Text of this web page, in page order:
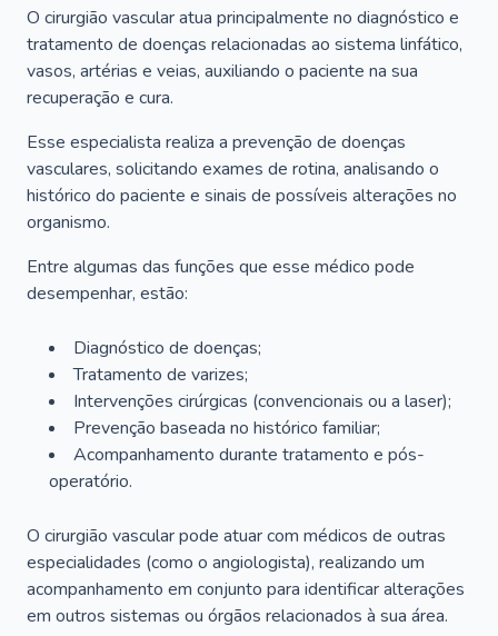
O cirurgião vascular atua principalmente no diagnóstico e
tratamento de doenças relacionadas ao sistema linfático,
vasos, artérias e veias, auxiliando o paciente na sua
recuperação e cura.
Esse especialista realiza a prevenção de doenças
vasculares, solicitando exames de rotina, analisando o
histórico do paciente e sinais de possíveis alterações no
organismo.
Entre algumas das funções que esse médico pode
desempenhar, estão:
Diagnóstico de doenças;
Tratamento de varizes;
Intervenções cirúrgicas (convencionais ou a laser);
Prevenção baseada no histórico familiar;
Acompanhamento durante tratamento e pós-
operatório.
O cirurgião vascular pode atuar com médicos de outras
especialidades (como o angiologista), realizando um
acompanhamento em conjunto para identificar alterações
em outros sistemas ou órgãos relacionados à sua área.